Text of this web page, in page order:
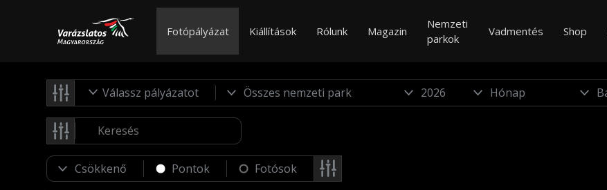
Fotópályázat Kiállítások Rólunk Magazin
Nemzeti
parkok
Vadmentés Shop
Válassz pályázatot
Pontok Fotósok